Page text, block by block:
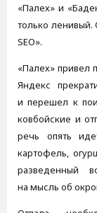
«Палех» и
только
SEO».
«Палех» привел
Яндекс
и перешел к
ковбойские и
речь опять
картофель,
разведенный
на мысль об